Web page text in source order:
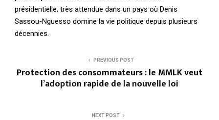
présidentielle, très attendue dans un pays où Denis
Sassou-Nguesso domine la vie politique depuis plusieurs
décennies.
PREVIOUS POST
Protection des consommateurs : le MMLK veut
l’adoption rapide de la nouvelle loi
NEXT POST